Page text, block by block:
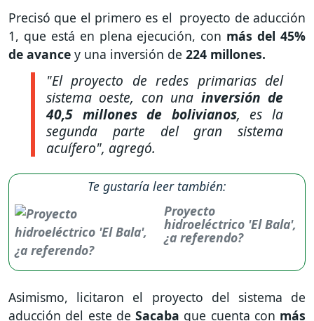
Precisó que el primero es el proyecto de aducción
1, que está en plena ejecución, con más del 45%
de avance y una inversión de 224 millones.
"El proyecto de redes primarias del
sistema oeste, con una inversión de
40,5 millones de bolivianos, es la
segunda parte del gran sistema
acuífero", agregó.
Te gustaría leer también:
Proyecto
hidroeléctrico 'El Bala',
¿a referendo?
Asimismo, licitaron el proyecto del sistema de
aducción del este de Sacaba que cuenta con más